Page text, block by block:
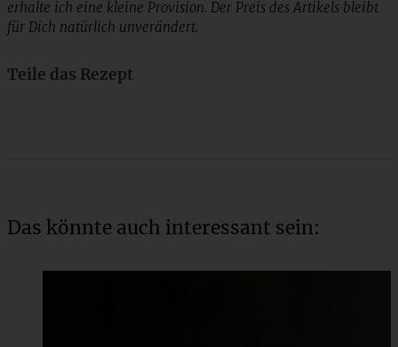
erhalte ich eine kleine Provision. Der Preis des Artikels bleibt
für Dich natürlich unverändert.
Teile das Rezept
Das könnte auch interessant sein: